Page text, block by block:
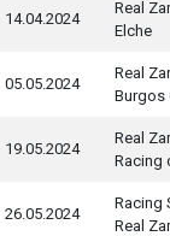
14.04.2024
Real
Elche
05.05.2024
Real
Burgos
19.05.2024
Real
Racing
26.05.2024
Racing
Real